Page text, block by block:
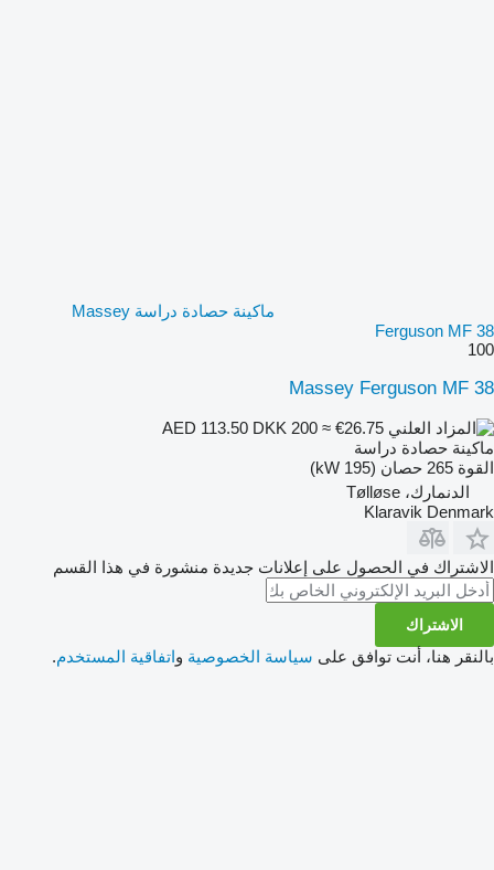
ماكينة حصادة دراسة Massey
Ferguson MF 38
100
Massey Ferguson MF 38
DKK 200 ≈ €26.75
ماكينة حصادة دراسة
القوة 265 حصان (195 kW)
الدنمارك، Tølløse
Klaravik Denmark
الاشتراك في الحصول على إعلانات جديدة منشورة في هذا القسم
الاشتراك
بالنقر هنا، أنت توافق على سياسة الخصوصية واتفاقية المستخدم.